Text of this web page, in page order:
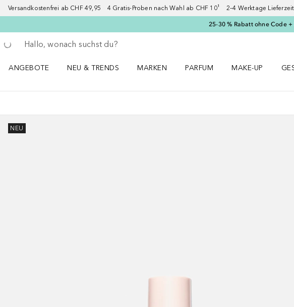
Versandkostenfrei ab CHF 49,95 4 Gratis-Proben nach Wahl ab CHF 10¹ 2–4 Werktage Lieferzeit
25-30 % Rabatt ohne Code
Gehe zurück
Suche ausführen
ANGEBOTE
NEU & TRENDS
MARKEN
PARFUM
MAKE-UP
NEU